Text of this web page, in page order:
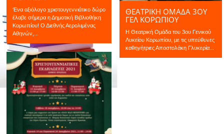
‘Ενα αξιόλογο χριστουγεννιάτικο δώρο
έλαβε σήμερα η Δημοτική Βιβλιοθήκη
Κορωπίου! Ο Διεθνής Αερολιμένας
Αθηνών,...
ΘΕΑΤΡΙΚΗ ΟΜΑΔΑ 3ΟΥ
ΓΕΛ ΚΟΡΩΠΙΟΥ
Η Θεατρική Ομάδα του 3ου Γενικού
Λυκείου Κορωπίου, με τις υπεύθυνες
καθηγήτριες Αποστολάκη Γλυκερία...